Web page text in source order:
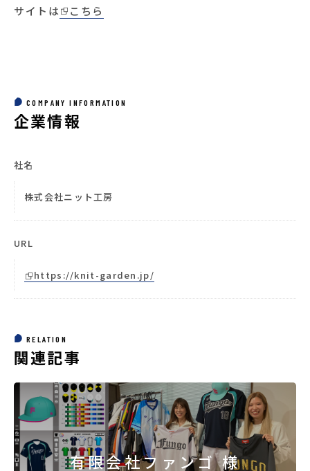
サイトは こちら
COMPANY INFORMATION
企業情報
社名
株式会社ニット工房
URL
https://knit-garden.jp/
RELATION
関連記事
有限会社ファンゴ 様